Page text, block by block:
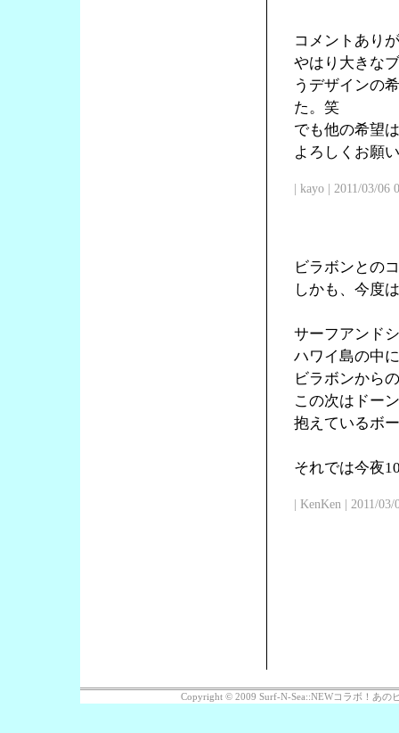
コメントあり
やはり大きな
うデザインの
た。笑
でも他の希望
よろしくお願
| kayo | 2011/03/06
ビラボンとの
しかも、今度
サーフアンド
ハワイ島の中
ビラボンから
この次はドー
抱えているボ
それでは今夜
| KenKen | 2011/
Copyright © 2009 Surf-N-Sea::NEWコラボ！あの